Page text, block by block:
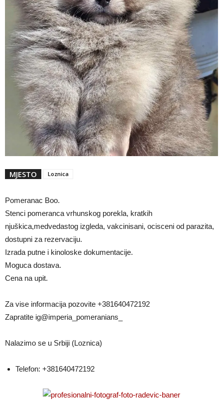
MJESTO Loznica
Pomeranac Boo.
Stenci pomeranca vrhunskog porekla, kratkih
njuškica,medvedastog izgleda, vakcinisani, ocisceni od parazita,
dostupni za rezervaciju.
Izrada putne i kinoloske dokumentacije.
Moguca dostava.
Cena na upit.
Za vise informacija pozovite +381640472192
Zapratite ig@imperia_pomeranians_
Nalazimo se u Srbiji (Loznica)
Telefon: +381640472192